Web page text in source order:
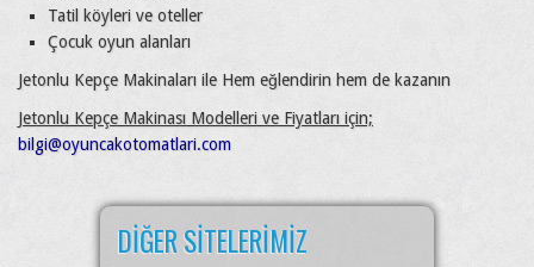
Tatil köyleri ve oteller
Çocuk oyun alanları
Jetonlu Kepçe Makinaları ile Hem eğlendirin hem de kazanın
Jetonlu Kepçe Makinası Modelleri ve Fiyatları için;
bilgi@oyuncakotomatlari.com
DIĞER SITELERIMIZ